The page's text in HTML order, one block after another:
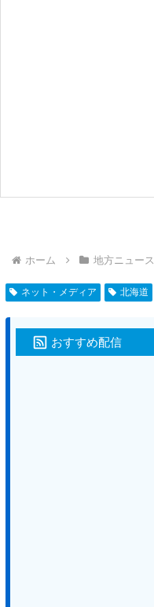
ホーム 地方ニュース
ネット・メディア 北海道
おすすめ配信